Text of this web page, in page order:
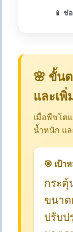
📱 ช่
🌸 ขั้น
และเ
เมื่อพืชโต
น้ำหนัก แ
🎯 เป้
กระตุ้
ขนา
ปรับป